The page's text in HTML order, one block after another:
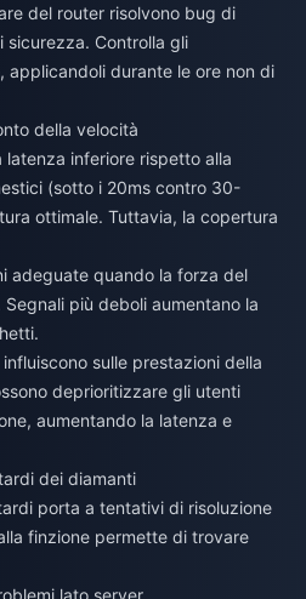
del router risolvono bug di
sicurezza. Controlla gli
applicandoli durante le ore non di
della velocità
latenza inferiore rispetto alla
(sotto i 20ms contro 30-
ottimale. Tuttavia, la copertura
adeguate quando la forza del
più deboli aumentano la
sulle prestazioni della
deprioritizzare gli utenti
aumentando la latenza e
dei diamanti
porta a tentativi di risoluzione
finzione permette di trovare
lato server